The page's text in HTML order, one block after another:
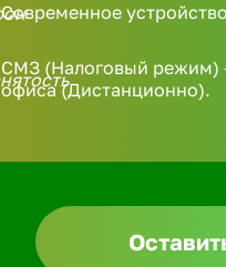
Современное
СМЗ (Налоговый режим)
офиса (Дистанционно).